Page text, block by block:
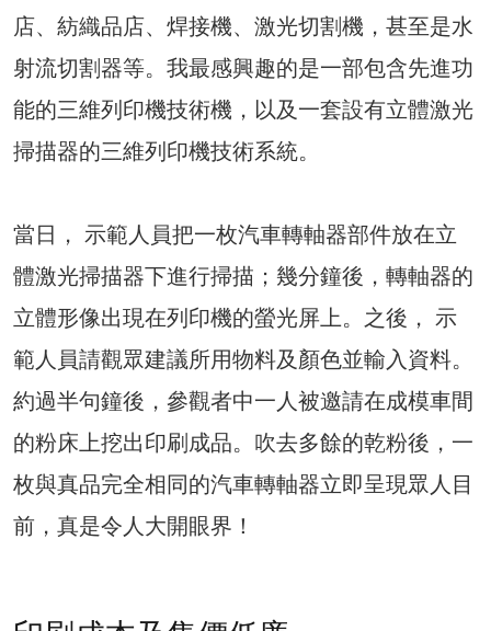
店、紡織品店、焊接機、激光切割機，甚至是水
射流切割器等。我最感興趣的是一部包含先進功
能的三維列印機技術機，以及一套設有立體激光
掃描器的三維列印機技術系統。
當日， 示範人員把一枚汽車轉軸器部件放在立
體激光掃描器下進行掃描；幾分鐘後，轉軸器的
立體形像出現在列印機的螢光屏上。之後， 示
範人員請觀眾建議所用物料及顏色並輸入資料。
約過半句鐘後，參觀者中一人被邀請在成模車間
的粉床上挖出印刷成品。吹去多餘的乾粉後，一
枚與真品完全相同的汽車轉軸器立即呈現眾人目
前，真是令人大開眼界！